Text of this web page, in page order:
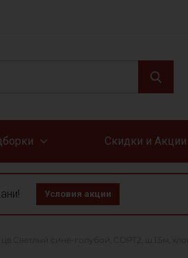
Скидки и Акции
Условия акции
сине-голубой, СОРТ2, ш.1.5м,